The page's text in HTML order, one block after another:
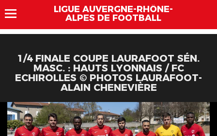
LIGUE AUVERGNE-RHÔNE-
ALPES DE FOOTBALL
1/4 FINALE COUPE LAURAFOOT SÉN.
MASC. : HAUTS LYONNAIS / FC
ECHIROLLES © PHOTOS LAURAFOOT-
ALAIN CHENEVIÈRE